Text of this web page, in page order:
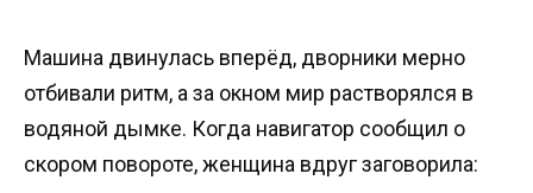
Машина двинулась вперёд, дворники мерно
отбивали ритм, а за окном мир растворялся в
водяной дымке. Когда навигатор сообщил о
скором повороте, женщина вдруг заговорила: